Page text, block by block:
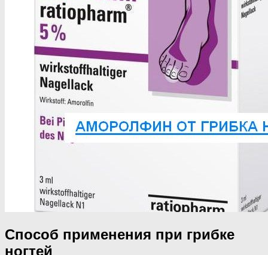
Способ применения при грибке
ногтей